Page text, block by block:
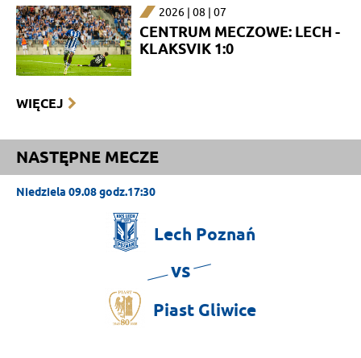
2026 | 08 | 07
CENTRUM MECZOWE: LECH -
KLAKSVIK 1:0
WIĘCEJ
NASTĘPNE MECZE
Niedziela 09.08 godz.17:30
Lech Poznań
vs
Piast Gliwice